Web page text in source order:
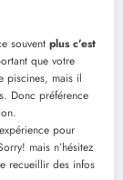
souvent plus c’est
que votre
piscines, mais il
Donc préférence
pour
mais n’hésitez
recueillir des infos